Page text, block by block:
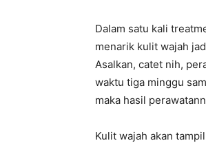
Dalam satu kali
menarik kulit wajah
Asalkan, catet nih,
waktu tiga minggu
maka hasil
Kulit wajah akan